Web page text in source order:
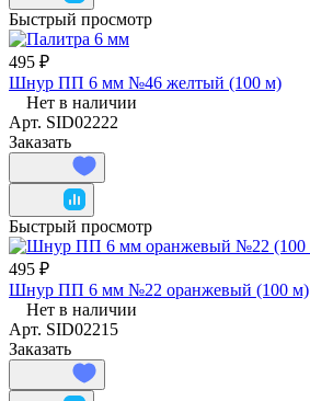
Быстрый просмотр
495 ₽
Шнур ПП 6 мм №46 желтый (100 м)
Нет в наличии
Арт. SID02222
Заказать
Быстрый просмотр
495 ₽
Шнур ПП 6 мм №22 оранжевый (100 м)
Нет в наличии
Арт. SID02215
Заказать